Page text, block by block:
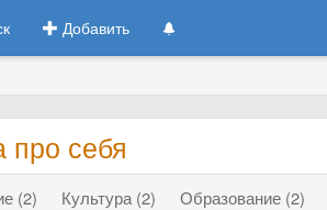
Добавить
себя
(2) Культура (2)
Образование (2)